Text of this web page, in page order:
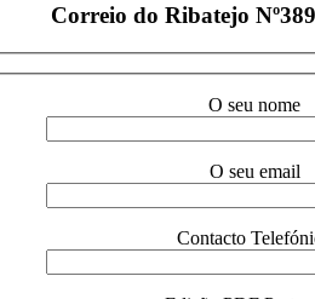
Correio do Ribatejo
O seu nome
O seu email
Contacto